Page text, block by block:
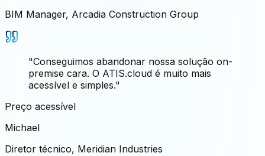
BIM Manager, Arcadia Construction Group
"Conseguimos abandonar nossa solução on-
premise cara. O ATIS.cloud é muito mais
acessível e simples."
Preço acessível
Michael
Diretor técnico, Meridian Industries